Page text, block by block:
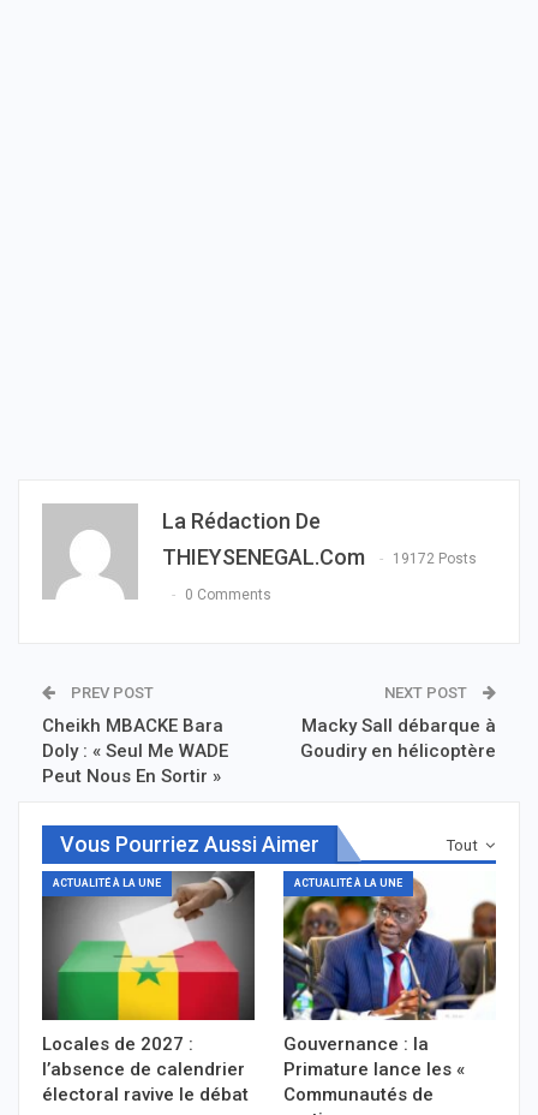
La Rédaction De
THIEYSENEGAL.com
19172 Posts
0 Comments
PREV POST
Cheikh MBACKE Bara
Doly : « Seul Me WADE
Peut Nous En Sortir »
NEXT POST
Macky Sall débarque à
Goudiry en hélicoptère
Tout
Vous Pourriez Aussi Aimer
ACTUALITÉ À LA UNE
Locales de 2027 :
l’absence de calendrier
électoral ravive le débat
ACTUALITÉ À LA UNE
Gouvernance : la
Primature lance les «
Communautés de